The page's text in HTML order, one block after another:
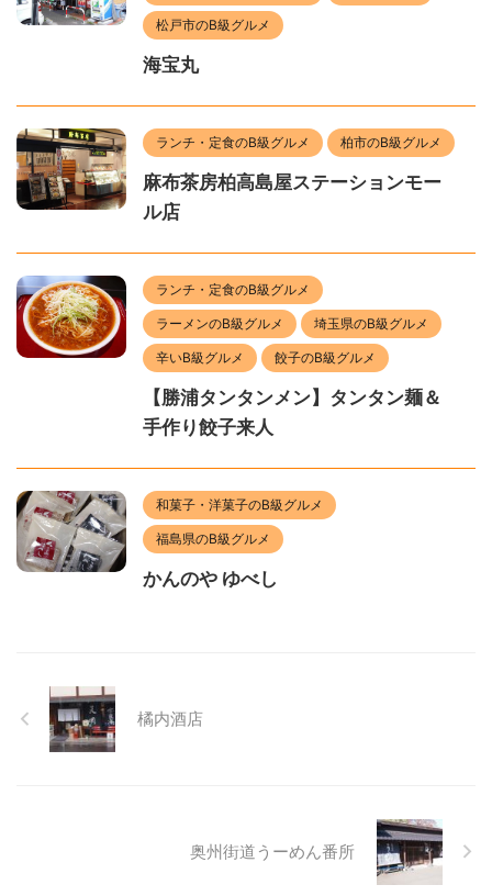
松戸市のB級グルメ
海宝丸
ランチ・定食のB級グルメ 柏市のB級グルメ
麻布茶房柏高島屋ステーションモー
ル店
ランチ・定食のB級グルメ
ラーメンのB級グルメ 埼玉県のB級グルメ
辛いB級グルメ 餃子のB級グルメ
【勝浦タンタンメン】タンタン麺＆
手作り餃子来人
和菓子・洋菓子のB級グルメ
福島県のB級グルメ
かんのや ゆべし
橘内酒店
奥州街道うーめん番所